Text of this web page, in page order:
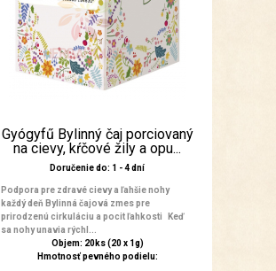
Gyógyfű Bylinný čaj porciovaný
na cievy, kŕčové žily a opu...
Doručenie do: 1 - 4 dní
Podpora pre zdravé cievy a ľahšie nohy
každý deň Bylinná čajová zmes pre
prirodzenú cirkuláciu a pocit ľahkosti Keď
sa nohy unavia rýchl...
Objem: 20ks (20 x 1g)
Hmotnosť pevného podielu: